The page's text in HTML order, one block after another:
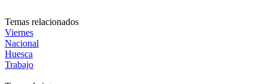
Temas relacionados
Viernes
Nacional
Huesca
Trabajo